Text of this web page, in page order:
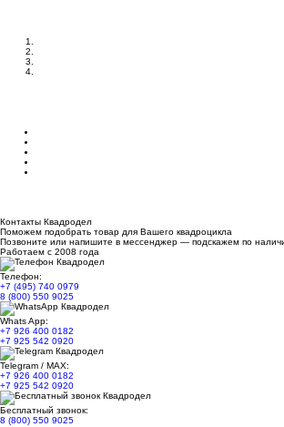
Контакты Квадродел
Поможем подобрать товар для Вашего квадроцикла
Позвоните или напишите в мессенджер — подскажем по
Работаем с 2008 года
Телефон:
+7 (495) 740 0979
8 (800) 550 9025
Whats App:
+7 926 400 0182
+7 925 542 0920
Telegram / MAX:
+7 926 400 0182
+7 925 542 0920
Бесплатный звонок:
8 (800) 550 9025